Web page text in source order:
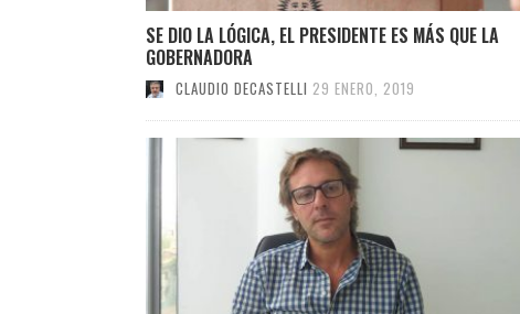
SE DIO LA LÓGICA, EL PRESIDENTE ES MÁS QUE LA
GOBERNADORA
CLAUDIO DECASTELLI 29 ENERO, 2019